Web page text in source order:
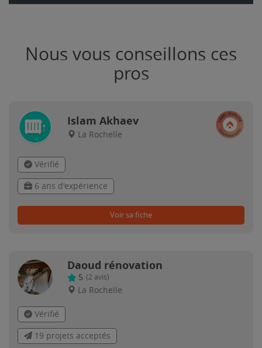
Nous vous conseillons ces
pros
Islam Akhaev
La Rochelle
Vérifié
6 ans d'expérience
Voir sa fiche
Daoud rénovation
5 (2 avis)
La Rochelle
Vérifié
19 projets acceptés